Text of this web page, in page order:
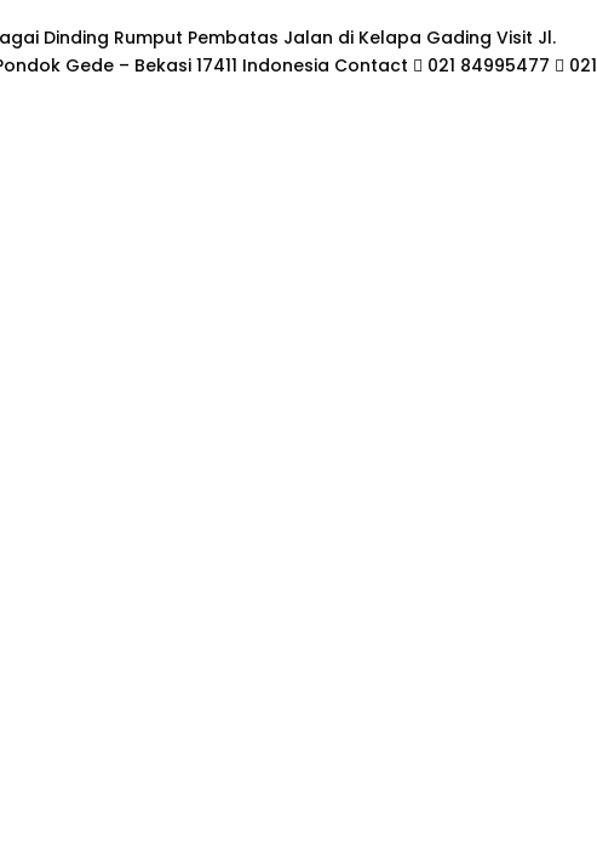
Dinding Rumput Pembatas Jalan di Kelapa Gading Visit Jl.
Gede – Bekasi 17411 Indonesia Contact  021 84995477  021